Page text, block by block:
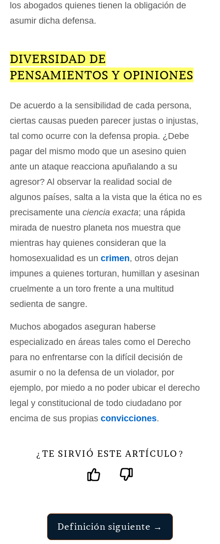
los abogados quienes tienen la obligación de
asumir dicha defensa.
DIVERSIDAD DE
PENSAMIENTOS Y OPINIONES
De acuerdo a la sensibilidad de cada persona,
ciertas causas pueden parecer justas o injustas,
tal como ocurre con la defensa propia. ¿Debe
pagar del mismo modo que un asesino quien
ante un ataque reacciona apuñalando a su
agresor? Al observar la realidad social de
algunos países, salta a la vista que la ética no es
precisamente una ciencia exacta; una rápida
mirada de nuestro planeta nos muestra que
mientras hay quienes consideran que la
homosexualidad es un crimen, otros dejan
impunes a quienes torturan, humillan y asesinan
cruelmente a un toro frente a una multitud
sedienta de sangre.
Muchos abogados aseguran haberse
especializado en áreas tales como el Derecho
para no enfrentarse con la difícil decisión de
asumir o no la defensa de un violador, por
ejemplo, por miedo a no poder ubicar el derecho
legal y constitucional de todo ciudadano por
encima de sus propias convicciones.
¿ TE SIRVIÓ ESTE ARTÍCULO ?
Definición siguiente →